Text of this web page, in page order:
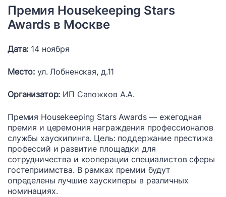
Премия Housekeeping Stars
Awards в Москве
Дата: 14 ноября
Место:ул. Лобненская, д.11
Организатор: ИП Сапожков А.А.
Премия Housekeeping Stars Awards — ежегодная
премия и церемония награждения профессионалов
службы хаускипинга. Цель: поддержание престижа
профессий и развитие площадки для
сотрудничества и кооперации специалистов сферы
гостеприимства. В рамках премии будут
определены лучшие хаускиперы в различных
номинациях.